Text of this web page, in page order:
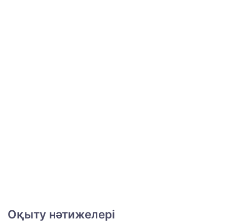
Оқыту нәтижелері